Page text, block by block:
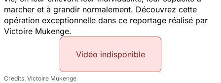
marcher et à grandir normalement. Découvrez cette
opération exceptionnelle dans ce reportage réalisé par
Victoire Mukenge.
Vidéo indisponible
Victoire Mukenge